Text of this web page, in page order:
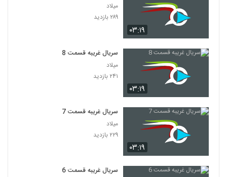
۰۳:۱۹
میلاد
۲۸۹ بازدید
۰۳:۱۹
سریال غریبه قسمت 8
میلاد
۲۴۱ بازدید
۰۳:۱۹
سریال غریبه قسمت 7
میلاد
۲۲۹ بازدید
سریال غریبه قسمت 6